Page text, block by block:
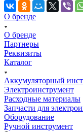
О бренде
О бренде
Партнеры
Реквизиты
Каталог
Аккумуляторный
Электроинструмент
Расходные материалы
Запчасти для
Оборудование
Ручной инструмент